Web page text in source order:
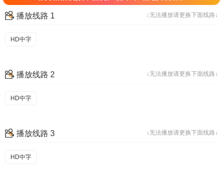
↓无法播放请更换下面线路↓
播放线路 1
HD中字
↓无法播放请更换下面线路↓
播放线路 2
HD中字
↓无法播放请更换下面线路↓
播放线路 3
HD中字